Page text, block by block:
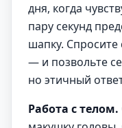
дня, когда
пару секунд
шапку. Спросите
— и позвольте
но этичный
Работа с телом.